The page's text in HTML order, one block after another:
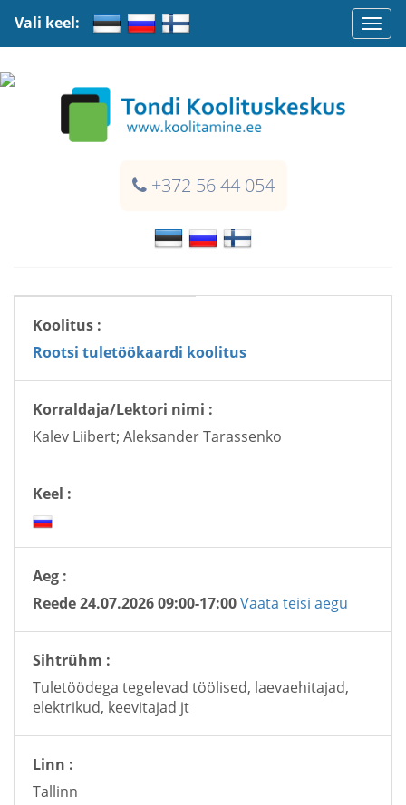
+372 56 44 054
Vali keel:
Koolitus :
Rootsi tuletöökaardi koolitus
Korraldaja/Lektori nimi :
Kalev Liibert; Aleksander Tarassenko
Keel :
Aeg :
Reede 24.07.2026 09:00-17:00Vaata teisi aegu
Sihtrühm :
Tuletöödega tegelevad töölised, laevaehitajad,
elektrikud, keevitajad jt
Linn :
Tallinn